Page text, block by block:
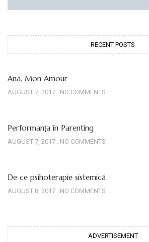
RECENT POSTS
Ana, Mon Amour
AUGUST 7, 2017 NO COMMENTS
Performanța în Parenting
AUGUST 7, 2017 NO COMMENTS
De ce psihoterapie sistemică
AUGUST 8, 2017 NO COMMENTS
ADVERTISEMENT